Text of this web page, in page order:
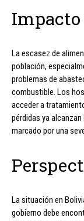
Impacto
La escasez de
población,
problemas de
combustible. Los
acceder a
pérdidas ya
marcado por una
La situación en
gobierno debe